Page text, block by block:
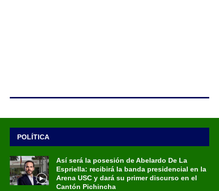
POLÍTICA
Así será la posesión de Abelardo De La
Espriella: recibirá la banda presidencial en la
Arena USC y dará su primer discurso en el
Cantón Pichincha